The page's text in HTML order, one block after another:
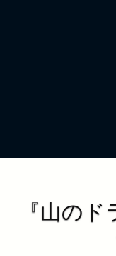
『山の